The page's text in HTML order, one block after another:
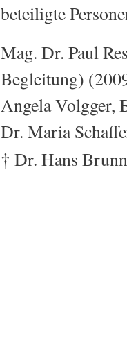
beteiligte
Mag. Dr. Paul
Begleitung)
Angela Volgger,
Dr. Maria
† Dr. Hans